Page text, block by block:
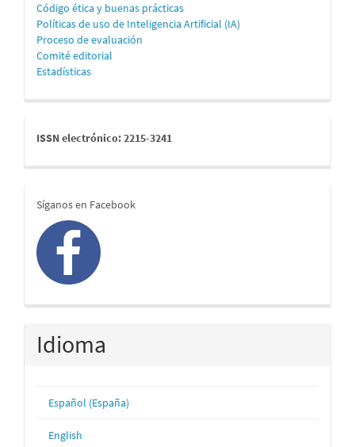
Código ética y buenas prácticas
Políticas de uso de Inteligencia Artificial (IA)
Proceso de evaluación
Comité editorial
Estadísticas
issn
ISSN electrónico: 2215-3241
redes
Síganos en Facebook
Idioma
Español (España)
English